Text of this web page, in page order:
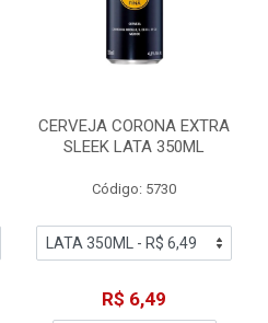
CERVEJA CORONA EXTRA
SLEEK LATA 350ML
Código: 5730
R$ 6,49